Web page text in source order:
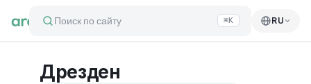
Поиск по сайту ⌘K RU
Дрезден